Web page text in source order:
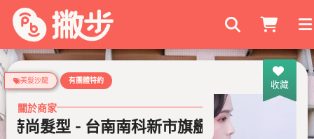
搜尋商家
收藏
美髮沙龍 有團體特約
關於商家
尚髮型 - 台南南科新市旗艦店 米蘭時